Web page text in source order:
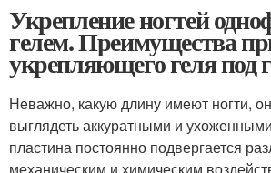
Укрепление ногтей
гелем. Преимущества
укрепляющего геля под
Неважно, какую длину имеют ногти,
выглядеть аккуратными и
пластина постоянно подвергается